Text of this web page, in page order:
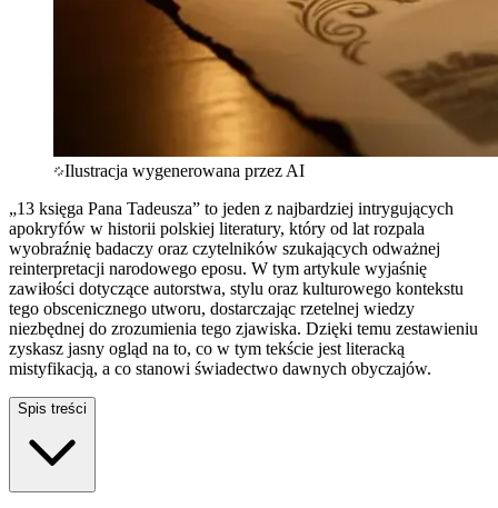
Ilustracja wygenerowana przez AI
„13 księga Pana Tadeusza” to jeden z najbardziej intrygujących
apokryfów w historii polskiej literatury, który od lat rozpala
wyobraźnię badaczy oraz czytelników szukających odważnej
reinterpretacji narodowego eposu. W tym artykule wyjaśnię
zawiłości dotyczące autorstwa, stylu oraz kulturowego kontekstu
tego obscenicznego utworu, dostarczając rzetelnej wiedzy
niezbędnej do zrozumienia tego zjawiska. Dzięki temu zestawieniu
zyskasz jasny ogląd na to, co w tym tekście jest literacką
mistyfikacją, a co stanowi świadectwo dawnych obyczajów.
Spis treści